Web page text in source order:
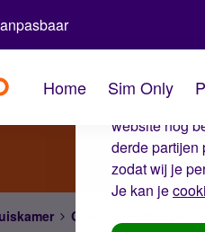
De
Wij
website nog
derde partijen
zodat wij je
Je kan je
Home Sim Only
Gewoon gezellig